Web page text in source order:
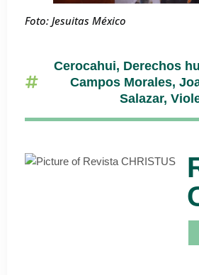
Foto: Jesuitas México
Cerocahui, Derechos
Campos Morales,
Salazar,